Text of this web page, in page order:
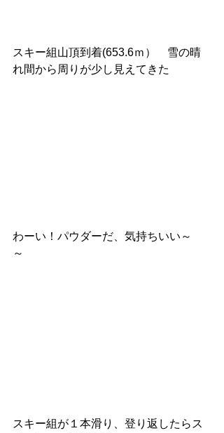
スキー組山頂到着(653.6ｍ）　雪の晴
れ間から周りが少し見えてきた
わーい！パウダーだ、気持ちいい～
～
スキー組が１本滑り、登り返したらス